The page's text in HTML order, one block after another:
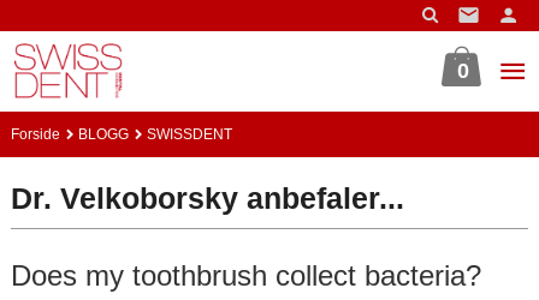
til
innholdet
0
Forside BLOGG SWISSDENT
Dr. Velkoborsky anbefaler...
Does my toothbrush collect bacteria?